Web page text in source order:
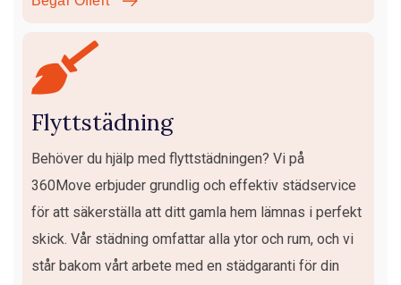
Flyttstädning
Behöver du hjälp med flyttstädningen? Vi på
360Move erbjuder grundlig och effektiv städservice
för att säkerställa att ditt gamla hem lämnas i perfekt
skick. Vår städning omfattar alla ytor och rum, och vi
står bakom vårt arbete med en städgaranti för din